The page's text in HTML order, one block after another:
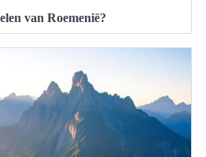
van Roemenië?